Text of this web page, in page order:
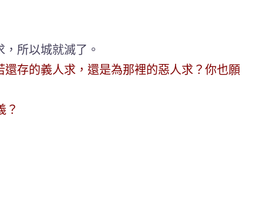
所以城就滅了。
存的義人求，還是為那裡的惡人求？你也願
？